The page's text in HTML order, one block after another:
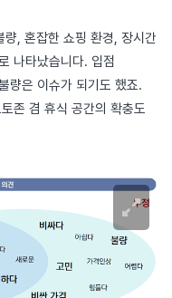
, 혼잡한 쇼핑 환경, 장시간
나타났습니다. 입점
량은 이슈가 되기도 했죠.
존 겸 휴식 공간의 확충도